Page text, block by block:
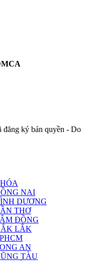
ký bản quyền - Do
NAI
DƯƠNG
THƠ
ĐỒNG
LẮK
AN
TÀU